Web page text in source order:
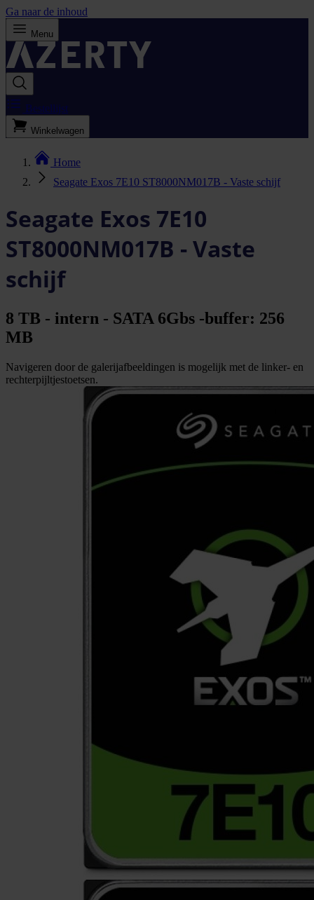
Ga naar de inhoud
Menu
Bestellijst
Winkelwagen
Home
Seagate Exos 7E10 ST8000NM017B - Vaste schijf
Seagate Exos 7E10
ST8000NM017B - Vaste
schijf
8 TB - intern - SATA 6Gbs -buffer: 256
MB
Navigeren door de galerijafbeeldingen is mogelijk met de linker- en
rechterpijltjestoetsen.